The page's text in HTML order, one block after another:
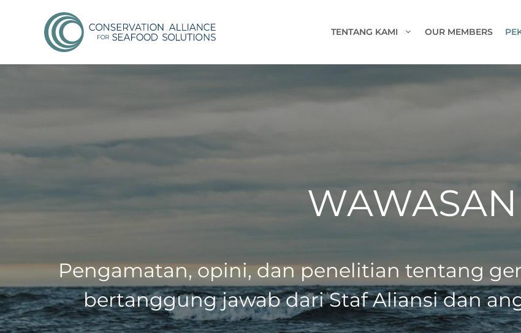
TENTANG KAMI OUR MEMBERS
WAWASAN
Pengamatan, opini, dan penelitian tentang
bertanggung jawab dari Staf Aliansi dan